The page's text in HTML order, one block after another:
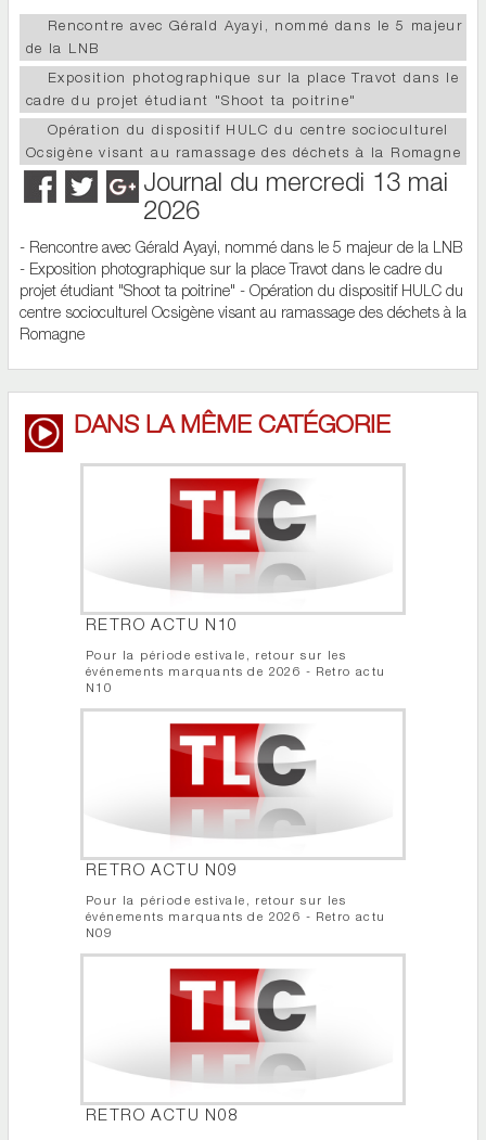
Rencontre avec Gérald Ayayi, nommé dans le 5 majeur
de la LNB
Exposition photographique sur la place Travot dans le
cadre du projet étudiant "Shoot ta poitrine"
Opération du dispositif HULC du centre socioculturel
Ocsigène visant au ramassage des déchets à la Romagne
Journal du mercredi 13 mai
2026
- Rencontre avec Gérald Ayayi, nommé dans le 5 majeur de la LNB
- Exposition photographique sur la place Travot dans le cadre du
projet étudiant "Shoot ta poitrine" - Opération du dispositif HULC du
centre socioculturel Ocsigène visant au ramassage des déchets à la
Romagne
DANS LA MÊME CATÉGORIE
RETRO ACTU N10
Pour la période estivale, retour sur les
événements marquants de 2026 - Retro actu
N10
RETRO ACTU N09
Pour la période estivale, retour sur les
événements marquants de 2026 - Retro actu
N09
RETRO ACTU N08